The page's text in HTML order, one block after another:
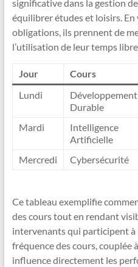
significative dans la gestion
équilibrer études et loisirs.
obligations, ils prennent de
l’utilisation de leur temps
Jour Cours
Lundi
Développement
Durable
Mardi
Intelligence
Artificielle
Mercredi Cybersécurité
Ce tableau exemplifie
des cours tout en rendant
intervenants qui participent
fréquence des cours, couplée
influence directement les